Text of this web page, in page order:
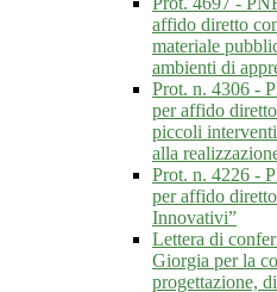
affido diretto
materiale
ambienti di
Prot. n. 4306 -
per affido
piccoli
alla
Prot. n. 4226 -
per affido
Innovativi”
Lettera di
Giorgia per la
progettazione,